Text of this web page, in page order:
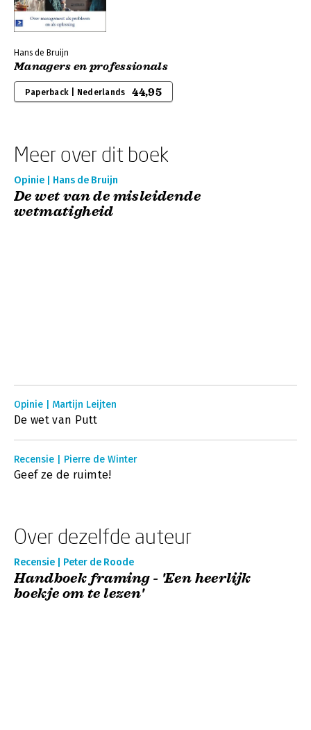
Hans de Bruijn
Managers en professionals
Paperback | Nederlands 44,95
Meer over dit boek
Opinie | Hans de Bruijn
De wet van de misleidende
wetmatigheid
Opinie | Martijn Leijten
De wet van Putt
Recensie | Pierre de Winter
Geef ze de ruimte!
Over dezelfde auteur
Recensie | Peter de Roode
Handboek framing - 'Een heerlijk
boekje om te lezen'